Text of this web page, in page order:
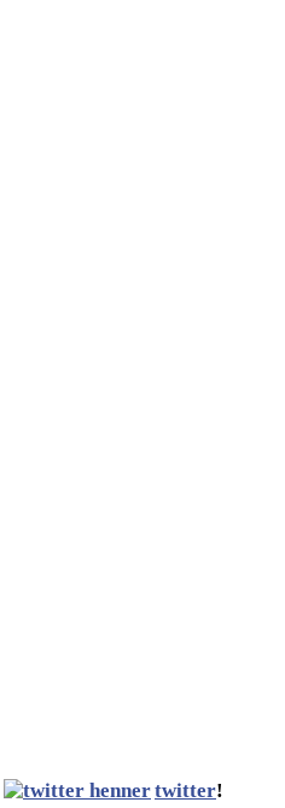
twitter!